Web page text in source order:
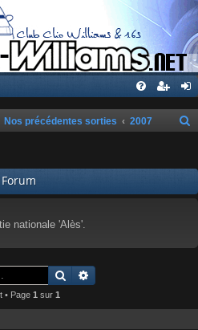
Nos précédentes sorties 2007
c
r
Forum
nationale 'Alès'.
Rechercher
• Page 1 sur 1